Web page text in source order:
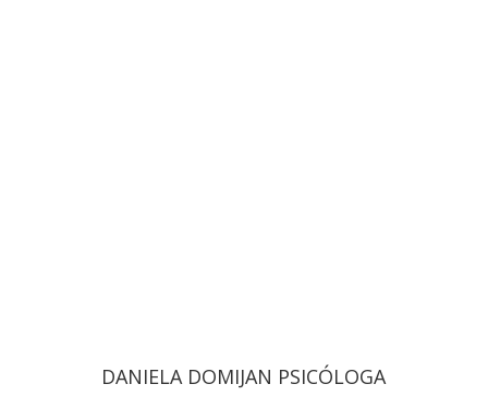
DANIELA DOMIJAN PSICÓLOGA